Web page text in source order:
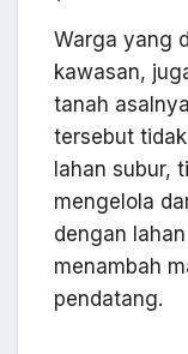
Warga yang
kawasan,
tanah
tersebut
lahan subur,
mengelola
dengan
menambah
pendatang.